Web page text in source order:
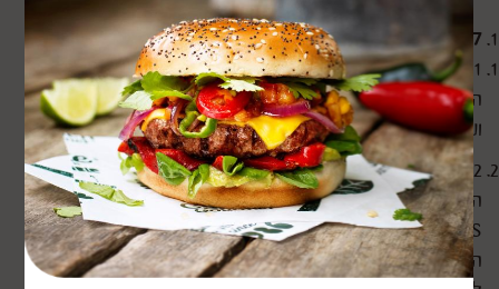
7. פרטי התקשרות עם גורמים חיצוניים
7.1. האתר עשוי לכלול בין היתר פרסומות ופרטי
התקשרות עם גופים חיצוניים, כגון חנויות, ספקי מוצרים
ועוד (להלן: "פרטי ההתקשרות").
7.2. כל הפרסומות ו/או פרטי ההתקשרות
המפורסמים באתר מוצעים למשתמש כפי שהם (AS
IS) ונסטלה לא תישא בכל אחריות לפרסומות ולפרטי
ההתקשרות שיפורסמו באתר. נסטלה אינה מתחייבת